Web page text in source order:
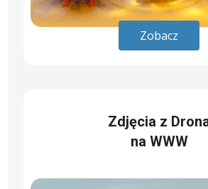
Zobacz
Zdjęcia z
na WWW